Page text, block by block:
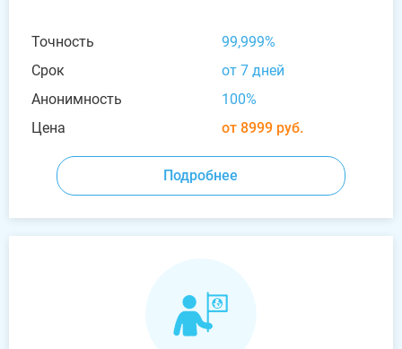
Точность
99,999%
Срок
от 7 дней
Анонимность
100%
Цена
от 8999 руб.
Подробнее